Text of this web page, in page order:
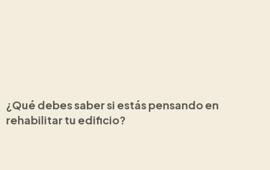
¿Qué debes saber si estás pensando en
rehabilitar tu edificio?